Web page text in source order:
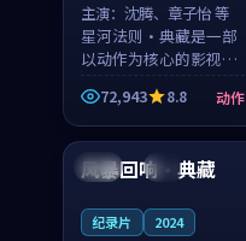
主演： 沈腾、章子怡 等
星河法则·典藏是一部
以动作为核心的影视作
品，围绕危机、反转与
人物成长展开，整体节
奏紧凑，值得推荐观
看。
72,943 8.8 动作
英国 4K
风暴回响·典藏
纪录片 2024